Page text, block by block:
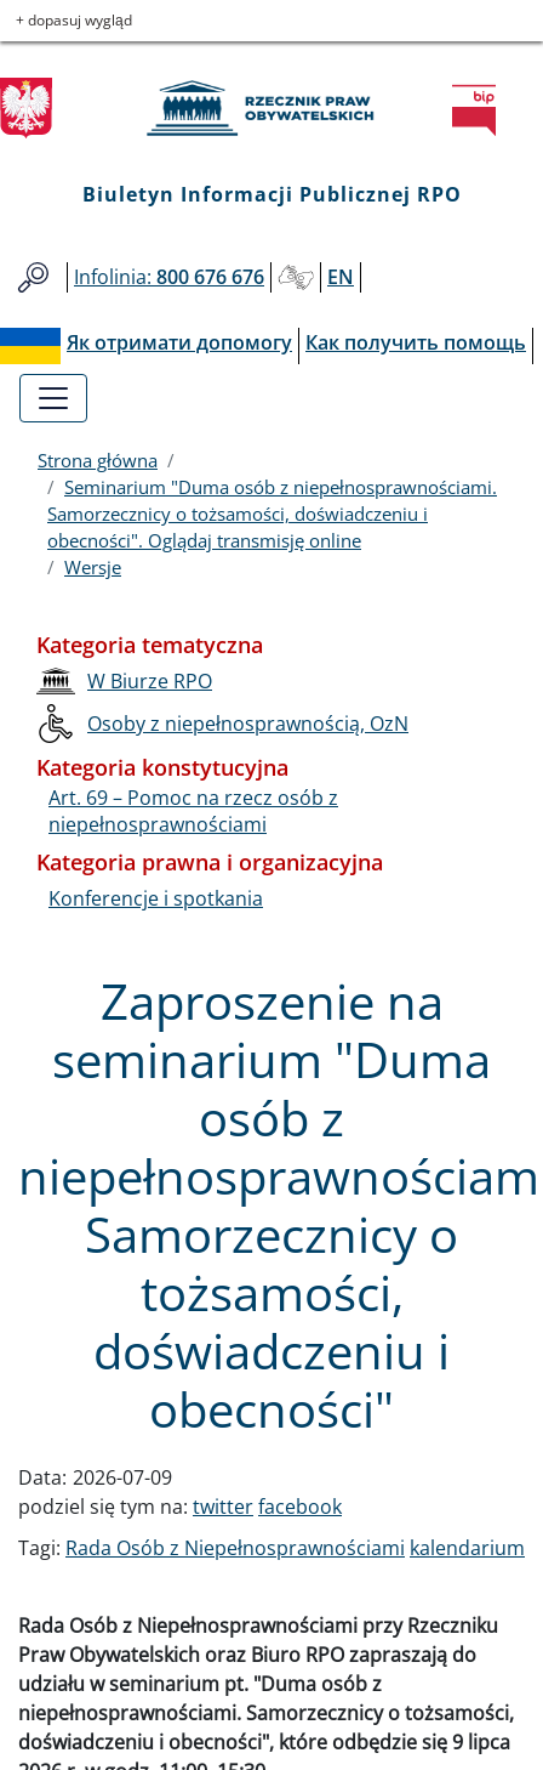
Przejdź
do
menu
głównego
Przejdź
do
treści
Przejdź
to
informacji
o
kontakcie
Przejdź
do
mapy
serwisu
Biuletyn
Informacji
Publicznej
RPO
+ dopasuj wygląd
Biuletyn Informacji Publicznej RPO
Infolinia: 800 676 676 EN
Як отримати допомогу Как получить помощь
Strona główna
Seminarium "Duma osób z niepełnosprawnościami.
Samorzecznicy o tożsamości, doświadczeniu i
obecności". Oglądaj transmisję online
Wersje
Zaproszenie na
seminarium "Duma
osób z
Samorzecznicy o
tożsamości,
doświadczeniu i
obecności"
Data: 2026-07-09
podziel się tym na: twitterfacebook
Tagi: Rada Osób z Niepełnosprawnościami kalendarium
Rada Osób z Niepełnosprawnościami przy Rzeczniku
Praw Obywatelskich oraz Biuro RPO zapraszają do
udziału w seminarium pt. "Duma osób z
niepełnosprawnościami. Samorzecznicy o tożsamości,
doświadczeniu i obecności", które odbędzie się 9 lipca
Kategoria tematyczna
W Biurze RPO
Osoby z niepełnosprawnością, OzN
Kategoria konstytucyjna
Art. 69 – Pomoc na rzecz osób z
niepełnosprawnościami
Kategoria prawna i organizacyjna
Konferencje i spotkania